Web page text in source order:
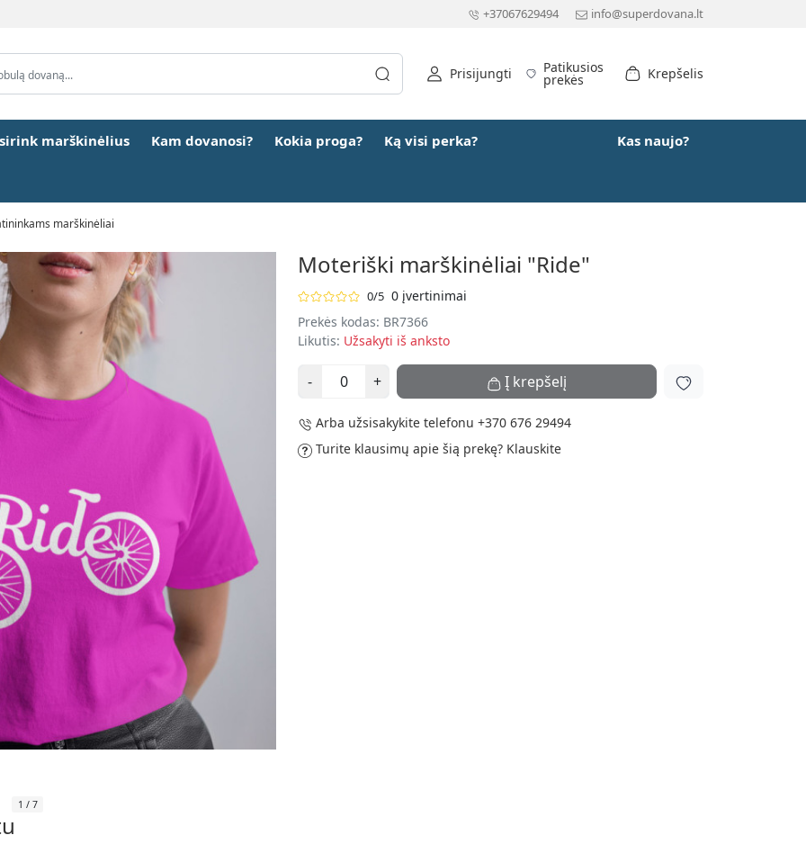
+37067629494 info@superdovana.lt
Prisijungti Patikusios
prekės Krepšelis
marškinėlius Kam dovanosi? Kokia proga? Ką visi perka? Kas naujo?
marškinėliai
1 / 7
Moteriški marškinėliai "Ride"
0/5 0 įvertinimai
Prekės kodas: BR7366
Likutis: Užsakyti iš anksto
- + Į krepšelį
Arba užsisakykite telefonu +370 676 29494
Turite klausimų apie šią prekę? Klauskite